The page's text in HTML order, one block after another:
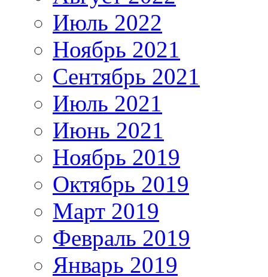
Июль 2022
Ноябрь 2021
Сентябрь 2021
Июль 2021
Июнь 2021
Ноябрь 2019
Октябрь 2019
Март 2019
Февраль 2019
Январь 2019